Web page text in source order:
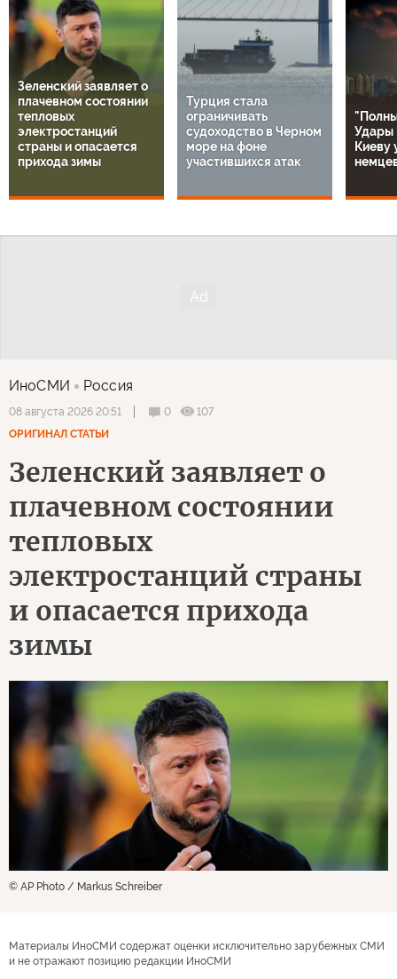
Зеленский заявляет о
плачевном состоянии
тепловых
электростанций
страны и опасается
прихода зимы
Турция стала
ограничивать
судоходство в Черном
море на фоне
участившихся атак
Удары
Киеву
ИноСМИ Россия
08 августа 2026 20:51 0
107
ОРИГИНАЛ СТАТЬИ
Зеленский заявляет о
плачевном состоянии
тепловых
электростанций страны
и опасается прихода
зимы
© AP Photo / Markus Schreiber
Материалы ИноСМИ содержат оценки исключительно зарубежных СМИ
и не отражают позицию редакции ИноСМИ